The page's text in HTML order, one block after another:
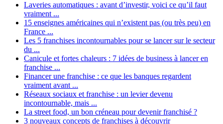
Laveries automatiques : avant d’investir, voici ce qu’il faut
vraiment ...
15 enseignes américaines qui n’existent pas (ou très peu) en
France ...
Les 5 franchises incontournables pour se lancer sur le secteur
du ...
Canicule et fortes chaleurs : 7 idées de business à lancer en
franchise ...
Financer une franchise : ce que les banques regardent
vraiment avant ...
Réseaux sociaux et franchise : un levier devenu
incontournable, mais ...
La street food, un bon créneau pour devenir franchisé ?
3 nouveaux concepts de franchises à découvrir